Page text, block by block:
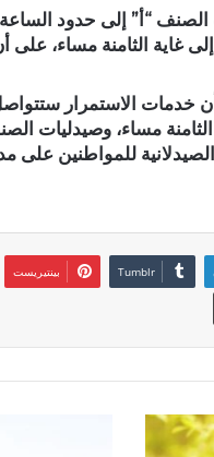
“أ” إلى حدود الساعة
غاية الثامنة مساء،
خدمات الاستمرار
مساء، وصيدليات
للمواطنين على
بينتيريست